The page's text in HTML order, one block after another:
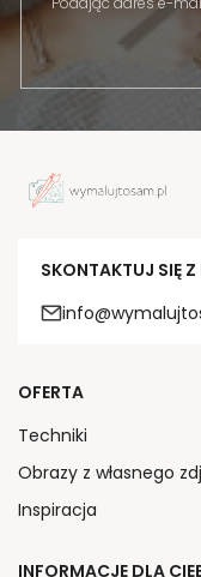
SKONTAKTUJ SIĘ
OFERTA
Techniki
Obrazy z własnego
Inspiracja
INFORMACJE DLA